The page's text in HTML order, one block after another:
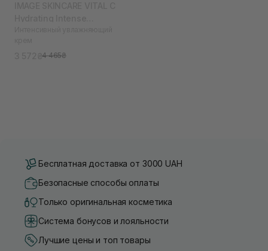
3 572₴4 465₴
Бесплатная доставка от 3000 UAH
Безопасные способы оплаты
Только оригинальная косметика
Система бонусов и лояльности
Лучшие цены и топ товары